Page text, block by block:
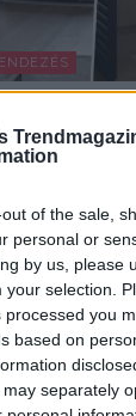
of the sale,
personal or
by us, please
your selection.
you
based on
separately
m²-es
sokat
TOVÁBBIAK